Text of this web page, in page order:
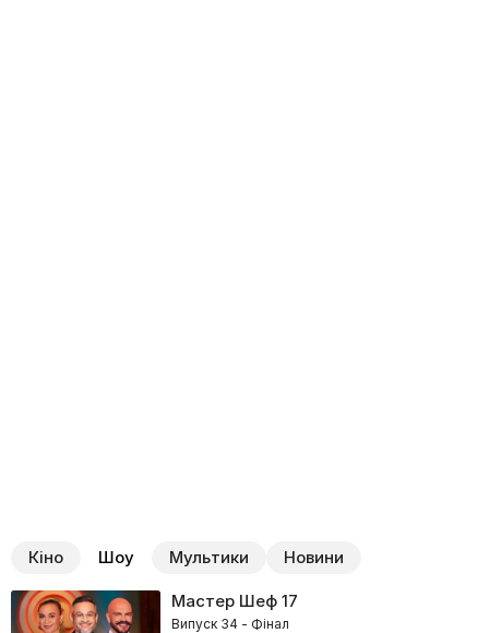
Кіно Шоу Мультики Новини
Мастер Шеф17
Випуск 34 - Фінал